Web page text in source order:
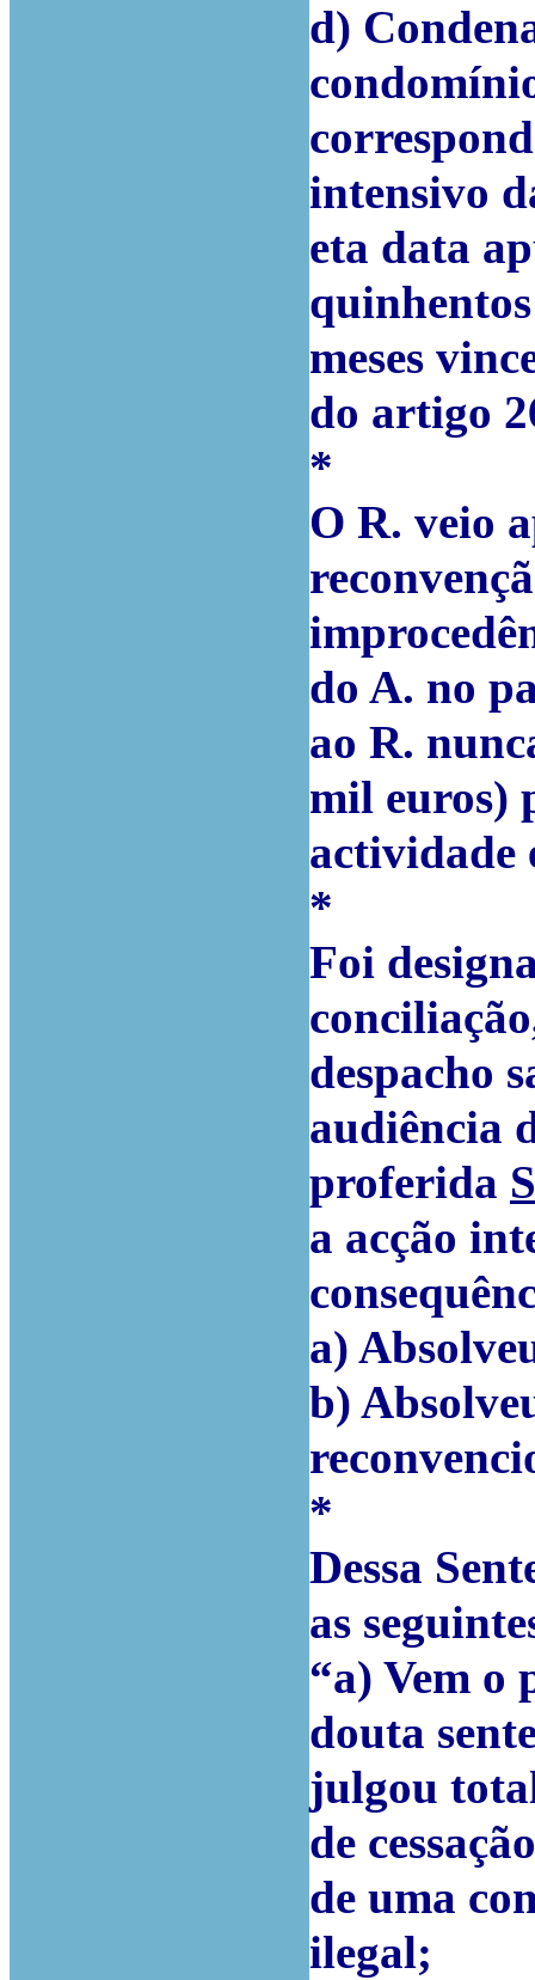
d)
intensivo
eta data
meses
do artigo
*
O R. veio
do A. no
ao R.
mil euros)
actividade
*
Foi
despacho
audiência
proferida
a acção
a)
b)
*
Dessa
as
“a) Vem o
douta
julgou
de
de uma
ilegal;